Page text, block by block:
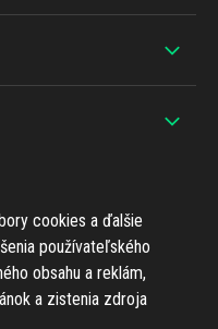
383 838
cookies a ďalšie
používateľského
obsahu a reklám,
a zistenia zdroja